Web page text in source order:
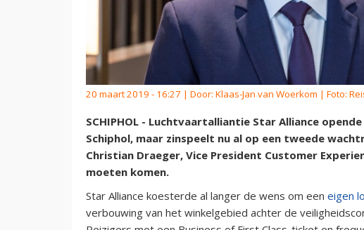
20 maart 2019 - 16:27 | Door: Klaas-Jan van Woerkom | Foto:
SCHIPHOL - Luchtvaartalliantie Star Alliance
Schiphol, maar zinspeelt nu al op een tweede
Christian Draeger, Vice President Customer
moeten komen.
Star Alliance koesterde al langer de wens om een eigen
verbouwing van het winkelgebied achter de